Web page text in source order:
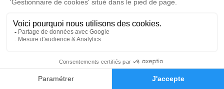
Faire-part Hommages
Je rends hommage
Cérémonie religieuse
Église Saint Julien de Treignat
03380 Treignat